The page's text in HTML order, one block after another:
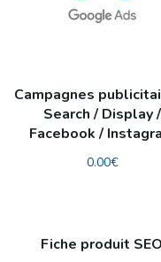
Campagnes
Search / Display /
Facebook /
0.00€
Fiche produit SEO